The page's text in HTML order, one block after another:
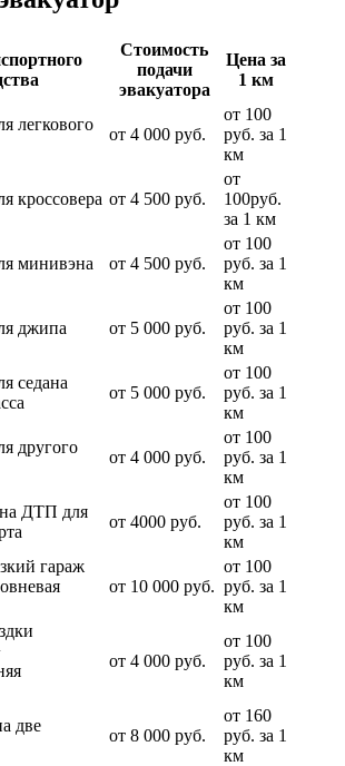
Стоимость
подачи
эвакуатора
Цена за
1 км
легкового
от 4 000 руб.
от 100
руб. за 1
км
кроссовера от 4 500 руб.
от
100руб.
за 1 км
минивэна от 4 500 руб.
от 100
руб. за 1
км
джипа от 5 000 руб.
от 100
руб. за 1
км
седана
от 5 000 руб.
от 100
руб. за 1
км
другого
от 4 000 руб.
от 100
руб. за 1
км
ДТП для
от 4000 руб.
от 100
руб. за 1
км
гараж
от 10 000 руб.
от 100
руб. за 1
км
от 4 000 руб.
от 100
руб. за 1
км
две
от 8 000 руб.
от 160
руб. за 1
км